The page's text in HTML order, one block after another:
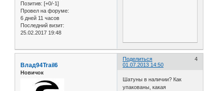
Позитив: [+0/-1]
Провел на форуме:
6 дней 11 часов
Последний визит:
25.02.2017 19:48
Поделиться
4
01.07.2013 14:50
Влад94Trail6
Новичок
Шатуны в наличии? Как
упакованы, какая